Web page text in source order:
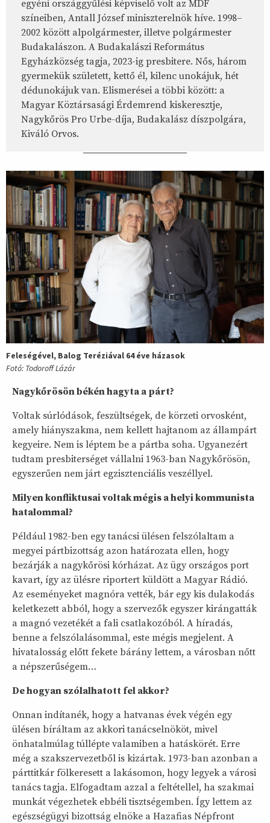
egyéni országgyűlési képviselő volt az MDF
színeiben, Antall József miniszterelnök híve. 1998–
2002 között alpolgármester, illetve polgármester
Budakalászon. A Budakalászi Református
Egyházközség tagja, 2023-ig presbitere. Nős, három
gyermekük született, kettő él, kilenc unokájuk, hét
dédunokájuk van. Elismerései a többi között: a
Magyar Köztársasági Érdemrend kiskeresztje,
Nagykőrös Pro Urbe-díja, Budakalász díszpolgára,
Kiváló Orvos.
Feleségével, Balog Teréziával 64 éve házasok
Fotó: Todoroff Lázár
Nagykőrösön békén hagyta a párt?
Voltak súrlódások, feszültségek, de körzeti orvosként,
amely hiányszakma, nem kellett hajtanom az állampárt
kegyeire. Nem is léptem be a pártba soha. Ugyanezért
tudtam presbiterséget vállalni 1963-ban Nagykőrösön,
egyszerűen nem járt egzisztenciális veszéllyel.
Milyen konfliktusai voltak mégis a helyi kommunista
hatalommal?
Például 1982-ben egy tanácsi ülésen felszólaltam a
megyei pártbizottság azon határozata ellen, hogy
bezárják a nagykőrösi kórházat. Az ügy országos port
kavart, így az ülésre riportert küldött a Magyar Rádió.
Az eseményeket magnóra vették, bár egy kis dulakodás
keletkezett abból, hogy a szervezők egyszer kirángatták
a magnó vezetékét a fali csatlakozóból. A híradás,
benne a felszólalásommal, este mégis megjelent. A
hivatalosság előtt fekete bárány lettem, a városban nőtt
a népszerűségem…
De hogyan szólalhatott fel akkor?
Onnan indítanék, hogy a hatvanas évek végén egy
ülésen bíráltam az akkori tanácselnököt, mivel
önhatalmúlag túllépte valamiben a hatáskörét. Erre
még a szakszervezetből is kizártak. 1973-ban azonban a
párttitkár fölkeresett a lakásomon, hogy legyek a városi
tanács tagja. Elfogadtam azzal a feltétellel, ha szakmai
munkát végezhetek ebbéli tisztségemben. Így lettem az
egészségügyi bizottság elnöke a Hazafias Népfront